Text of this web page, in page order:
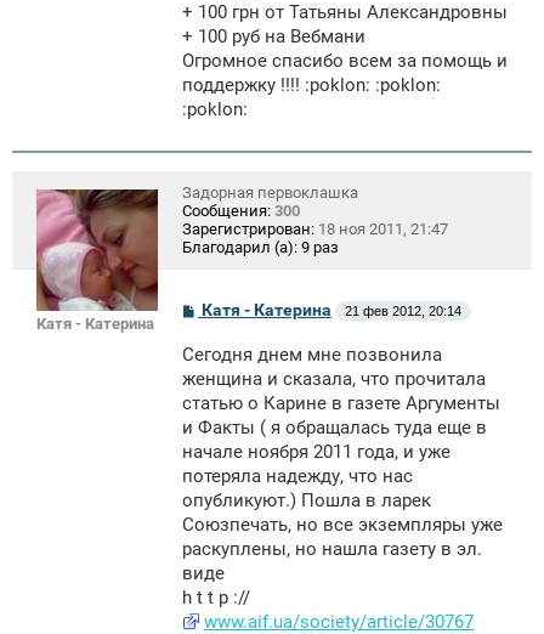
+ 100 грн от Татьяны Александровны
+ 100 руб на Вебмани
Огромное спасибо всем за помощь и
поддержку !!!! :poklon: :poklon:
:poklon:
Катя - Катерина
Задорная первоклашка
Сообщения: 300
Зарегистрирован: 18 ноя 2011, 21:47
Благодарил (а): 9 раз
С
б
щ
н
и
Катя - Катерина 21 фев 2012, 20:14
Сегодня днем мне позвонила
женщина и сказала, что прочитала
статью о Карине в газете Аргументы
и Факты ( я обращалась туда еще в
начале ноября 2011 года, и уже
потеряла надежду, что нас
опубликуют.) Пошла в ларек
Союзпечать, но все экземпляры уже
раскуплены, но нашла газету в эл.
виде
h t t p ://
www.aif.ua/society/article/30767